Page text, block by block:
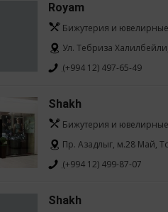
Royam
Бижутерия и
Ул. Тебриза
(+994 12) 497-65-49
Shakh
Бижутерия и
Пр. Азадлыг, м.28 Май,
(+994 12) 499-87-07
Shakh